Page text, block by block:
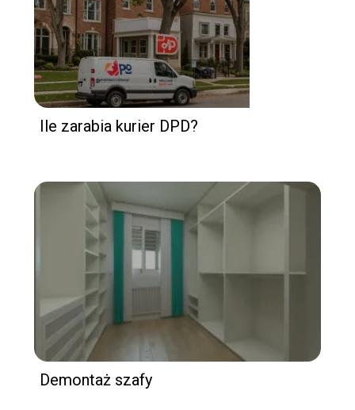
Ile zarabia kurier DPD?
Demontaż szafy